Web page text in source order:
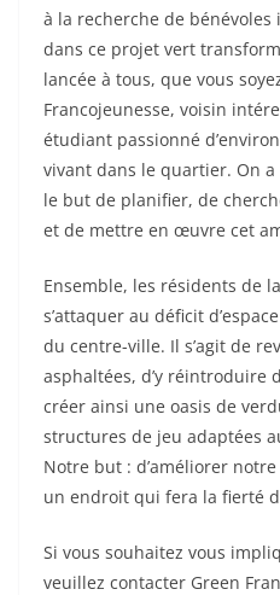
à la recherche de bénévoles
dans ce projet vert
lancée à tous, que vous
Francojeunesse, voisin
étudiant passionné
vivant dans le quartier. On
le but de planifier, de
et de mettre en œuvre cet
Ensemble, les résidents de
s’attaquer au déficit
du centre-ville. Il s’agit de
asphaltées, d’y réintroduire
créer ainsi une oasis de
structures de jeu adaptées
Notre but : d’améliorer
un endroit qui fera la fierté
Si vous souhaitez vous
veuillez contacter Green